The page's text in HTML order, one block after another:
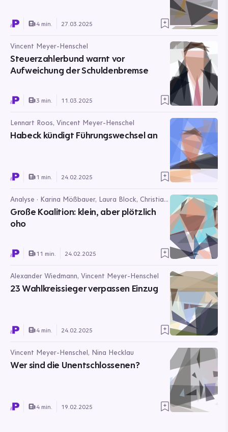
4 min. 27.03.2025
Vincent Meyer-Henschel
Steuerzahlerbund warnt vor
Aufweichung der Schuldenbremse
3 min. 11.03.2025
Lennart Roos, Vincent Meyer-Henschel
Habeck kündigt Führungswechsel an
1 min. 24.02.2025
Analyse · Karina Mößbauer, Laura Block, Christian
Schlesiger, Jan Schroeder, Jonas Kebsch, Ozan
Demircan, Michael Graf von Bassewitz, Lennart
Roos, Vincent Meyer-Henschel, Luisa Nuhr
Große Koalition: klein, aber plötzlich
oho
11 min. 24.02.2025
Alexander Wiedmann, Vincent Meyer-Henschel
23 Wahlkreissieger verpassen Einzug
4 min. 24.02.2025
Vincent Meyer-Henschel, Nina Hecklau
Wer sind die Unentschlossenen?
4 min. 19.02.2025